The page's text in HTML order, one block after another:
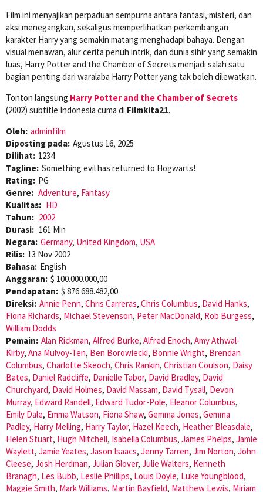
Film ini menyajikan perpaduan sempurna antara fantasi, misteri, dan
aksi menegangkan, sekaligus memperlihatkan perkembangan
karakter Harry yang semakin matang menghadapi bahaya. Dengan
visual menawan, alur cerita penuh intrik, dan dunia sihir yang semakin
luas, Harry Potter and the Chamber of Secrets menjadi salah satu
bagian penting dari waralaba Harry Potter yang tak boleh dilewatkan.
Tonton langsung Harry Potter and the Chamber of Secrets
(2002) subtitle Indonesia cuma di Filmkita21.
Oleh: adminfilm
Diposting pada: Agustus 16, 2025
Dilihat: 1234
Tagline: Something evil has returned to Hogwarts!
Rating: PG
Genre: Adventure, Fantasy
Kualitas: HD
Tahun: 2002
Durasi: 161 Min
Negara: Germany, United Kingdom, USA
Rilis: 13 Nov 2002
Bahasa: English
Anggaran: $ 100.000.000,00
Pendapatan: $ 876.688.482,00
Direksi: Annie Penn, Chris Carreras, Chris Columbus, David Hanks,
Fiona Richards, Michael Stevenson, Peter MacDonald, Rob Burgess,
William Dodds
Pemain: Alan Rickman, Alfred Burke, Alfred Enoch, Amy Athwal-
Kirby, Ana Mulvoy-Ten, Ben Borowiecki, Bonnie Wright, Brendan
Columbus, Charlotte Skeoch, Chris Rankin, Christian Coulson, Daisy
Bates, Daniel Radcliffe, Danielle Tabor, David Bradley, David
Churchyard, David Holmes, David Massam, David Tysall, Devon
Murray, Edward Randell, Edward Tudor-Pole, Eleanor Columbus,
Emily Dale, Emma Watson, Fiona Shaw, Gemma Jones, Gemma
Padley, Harry Melling, Harry Taylor, Hazel Keech, Heather Bleasdale,
Helen Stuart, Hugh Mitchell, Isabella Columbus, James Phelps, Jamie
Waylett, Jamie Yeates, Jason Isaacs, Jenny Tarren, Jim Norton, John
Cleese, Josh Herdman, Julian Glover, Julie Walters, Kenneth
Branagh, Les Bubb, Leslie Phillips, Louis Doyle, Luke Youngblood,
Maggie Smith, Mark Williams, Martin Bayfield, Matthew Lewis, Miriam